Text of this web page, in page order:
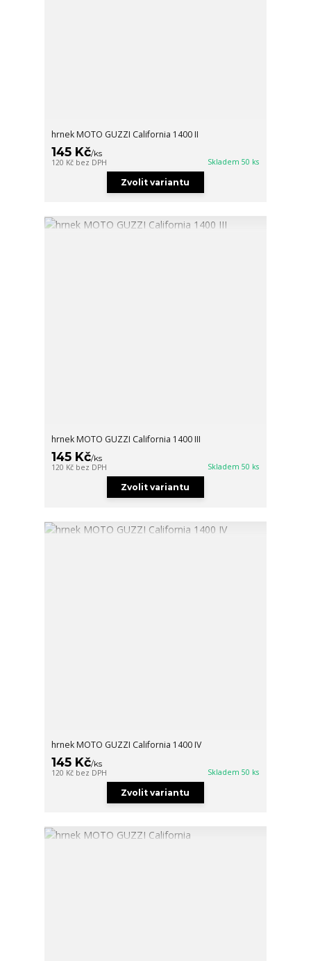
hrnek MOTO GUZZI California 1400 II
145 Kč/ks
120 Kč bez DPH Skladem 50 ks
Zvolit variantu
hrnek MOTO GUZZI California 1400 III
145 Kč/ks
120 Kč bez DPH Skladem 50 ks
Zvolit variantu
hrnek MOTO GUZZI California 1400 IV
145 Kč/ks
120 Kč bez DPH Skladem 50 ks
Zvolit variantu